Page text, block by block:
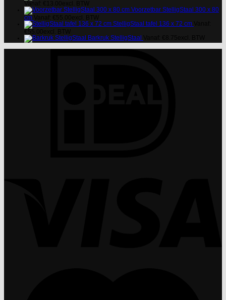
Voorzetbar StelligStaal 300 x 80
cm
StelligStaal tafel 136 x 72 cm
Barkruk StelligStaal